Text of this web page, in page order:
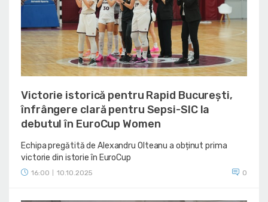
Victorie istorică pentru Rapid București,
înfrângere clară pentru Sepsi-SIC la
debutul în EuroCup Women
Echipa pregătită de Alexandru Olteanu a obținut prima
victorie din istorie în EuroCup
16:00 10.10.2025 0